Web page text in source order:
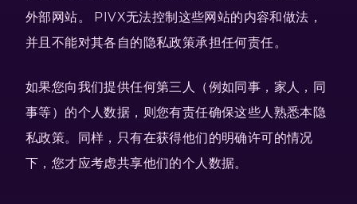
外部网站。 PIVX无法控制这些网站的内容和做法，
并且不能对其各自的隐私政策承担任何责任。
如果您向我们提供任何第三人（例如同事，家人，同
事等）的个人数据，则您有责任确保这些人熟悉本隐
私政策。同样，只有在获得他们的明确许可的情况
下，您才应考虑共享他们的个人数据。